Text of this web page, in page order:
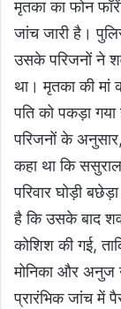
मृतका का फोन
जांच जारी है।
उसके परिजनों ने
था। मृतका की मां
पति को पकड़ा
परिजनों के
कहा था कि
परिवार घोड़ी
है कि उसके बाद
कोशिश की गई,
मोनिका और अनुज
प्रारंभिक जांच में